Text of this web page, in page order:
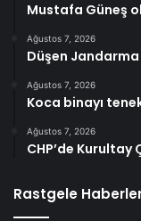
Mustafa Güneş
Ağustos 7, 2026
Düşen Jandarma
Ağustos 7, 2026
Koca binayı
Ağustos 7, 2026
CHP’de Kurultay
Rastgele